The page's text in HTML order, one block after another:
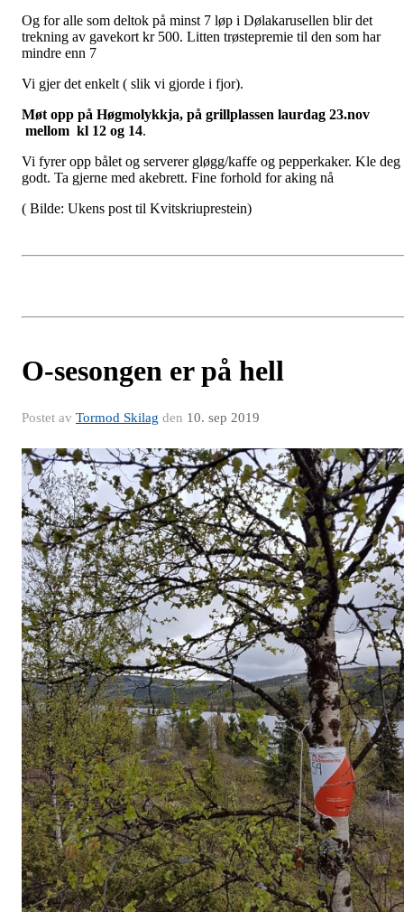
Og for alle som deltok på minst 7 løp i Dølakarusellen blir det
trekning av gavekort kr 500. Litten trøstepremie til den som har
mindre enn 7
Vi gjer det enkelt ( slik vi gjorde i fjor).
Møt opp på Høgmolykkja, på grillplassen laurdag 23.nov
mellom kl 12 og 14.
Vi fyrer opp bålet og serverer gløgg/kaffe og pepperkaker. Kle deg
godt. Ta gjerne med akebrett. Fine forhold for aking nå
( Bilde: Ukens post til Kvitskriuprestein)
O-sesongen er på hell
Postet av Tormod Skilag den 10. sep 2019